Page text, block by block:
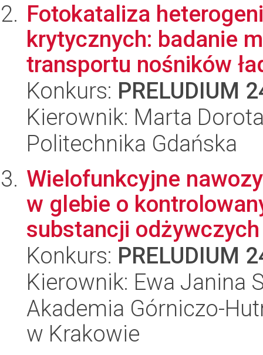
Fotokataliza
krytycznych: badanie
transportu nośników
Konkurs: PRELUDIUM
Kierownik: Marta
Politechnika Gdańska
Wielofunkcyjne
w glebie o
substancji
Konkurs: PRELUDIUM
Kierownik: Ewa Janina
Akademia Górniczo-
w Krakowie